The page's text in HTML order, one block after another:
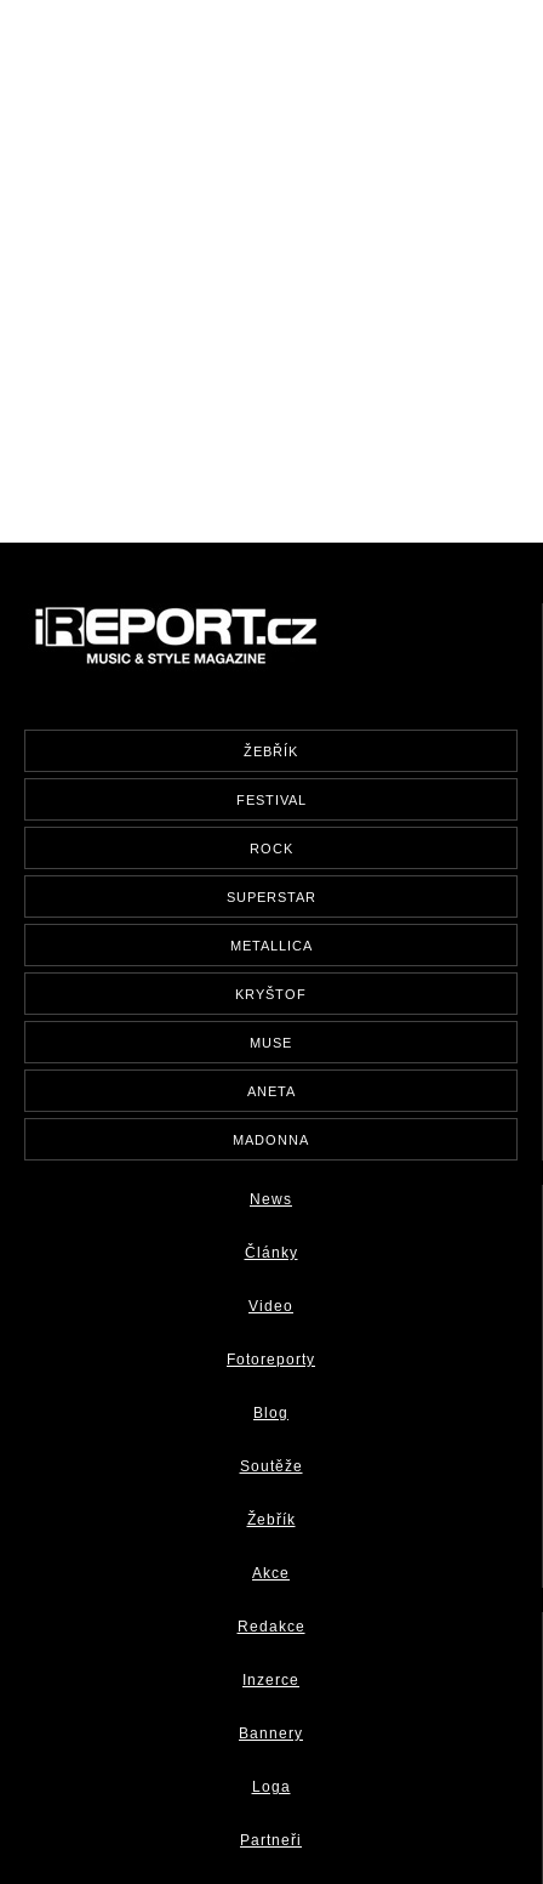
ŽEBŘÍK
FESTIVAL
ROCK
SUPERSTAR
METALLICA
KRYŠTOF
MUSE
ANETA
MADONNA
News
Články
Video
Fotoreporty
Blog
Soutěže
Žebřík
Akce
Redakce
Inzerce
Bannery
Loga
Partneři